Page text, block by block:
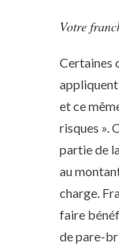
Votre
Certaines
et ce
risques ».
partie de
au
charge.
faire
de pare-